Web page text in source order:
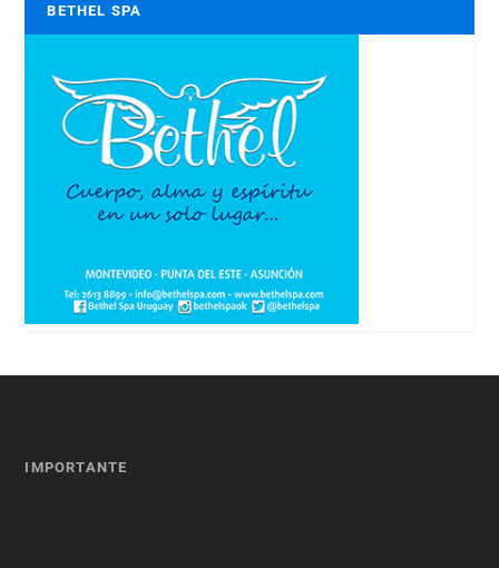
BETHEL SPA
IMPORTANTE